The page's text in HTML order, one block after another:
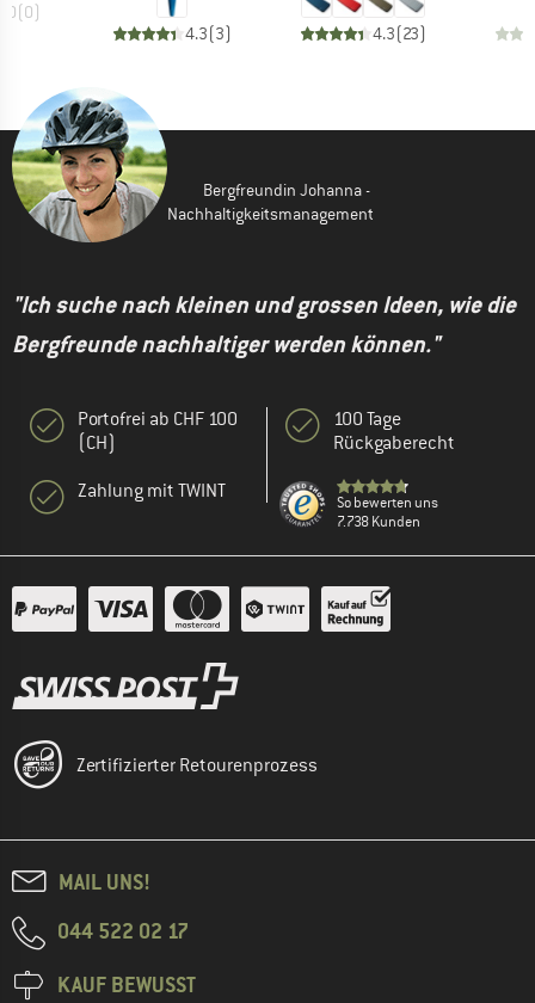
(0)
4.3(3) 4.3(23)
Bergfreundin Johanna -
Nachhaltigkeitsmanagement
"Ich suche nach kleinen und grossen Ideen, wie die
Bergfreunde nachhaltiger werden können."
Portofrei ab CHF 100
(CH)
Zahlung mit TWINT
100 Tage
Rückgaberecht
So bewerten uns
7.738 Kunden
Zertifizierter Retourenprozess
MAIL UNS!
044 522 02 17
KAUF BEWUSST